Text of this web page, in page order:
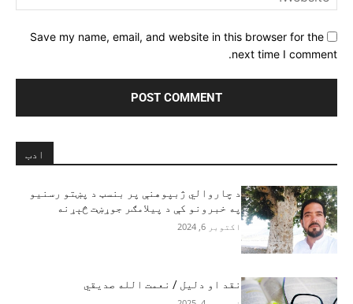
Save my name, email, and website in this browser for the
next time I comment.
ادب
د چاروالي ژبپوهنې پر بنسټ د پښتو رسنیو
په خبرونو کې د پيلامګر جوړښت څېړنه
اکتوبر 6, 2024
نقد او دلیل / نعمت الله صدیقي